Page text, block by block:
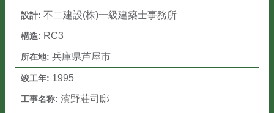
不二建設(株)一級建築士事務所
RC3
兵庫県芦屋市
1995
濱野荘司邸